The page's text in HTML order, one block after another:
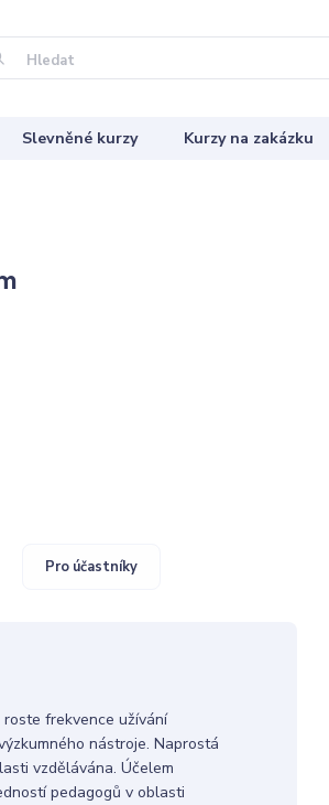
Hledat
Slevněné kurzy Kurzy na zakázku
Pro účastníky
frekvence užívání
nástroje. Naprostá
vzdělávána. Účelem
pedagogů v oblasti